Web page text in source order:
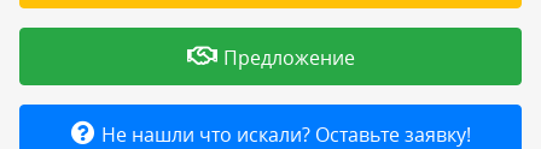
Товары и услуги
Предложение
Не нашли что искали? Оставьте заявку!